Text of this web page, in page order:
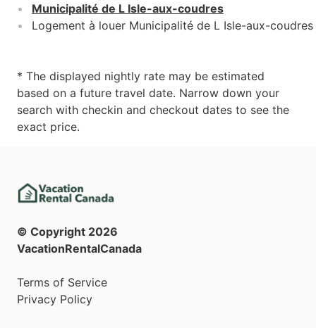
Municipalité de L Isle-aux-coudres
Logement à louer Municipalité de L Isle-aux-coudres
* The displayed nightly rate may be estimated
based on a future travel date. Narrow down your
search with checkin and checkout dates to see the
exact price.
© Copyright 2026
VacationRentalCanada
Terms of Service
Privacy Policy